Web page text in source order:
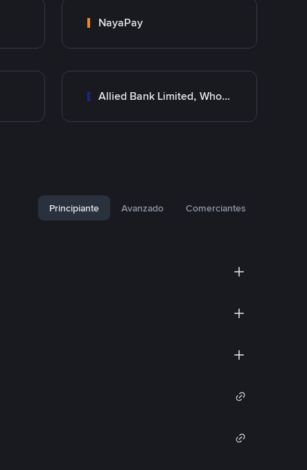
NayaPay
Allied Bank Limited, Wholesale Branch
Principiante Avanzado Comerciantes